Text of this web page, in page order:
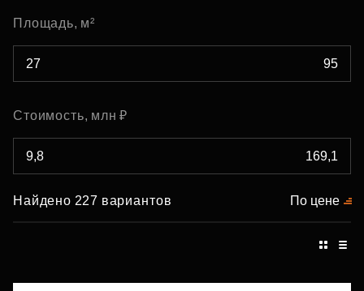
Площадь, м²
Стоимость, млн ₽
Найдено 227 вариантов По цене